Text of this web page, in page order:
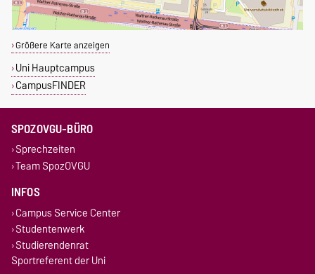
Größere Karte anzeigen
Uni Hauptcampus
CampusFINDER
SPOZOVGU-BÜRO
Sprechzeiten
Team SpozOVGU
INFOS
Campus Service Center
Studentenwerk
Studierendenrat
Sportreferent der Uni